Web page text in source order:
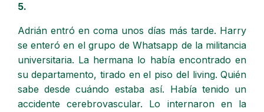
5.
Adrián entró en coma unos días más tarde. Harry
se enteró en el grupo de Whatsapp de la militancia
universitaria. La hermana lo había encontrado en
su departamento, tirado en el piso del living. Quién
sabe desde cuándo estaba así. Había tenido un
accidente cerebrovascular. Lo internaron en la